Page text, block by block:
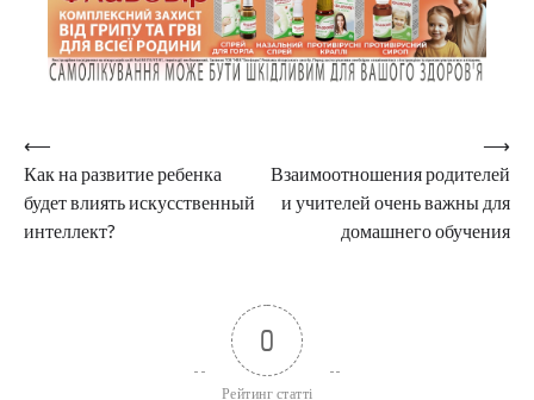
Навигация
по
записям
⟵
Как на развитие ребенка
будет влиять искусственный
интеллект?
Взаимоотношения родителей
и учителей очень важны для
домашнего обучения
⟶
0
Рейтинг статті